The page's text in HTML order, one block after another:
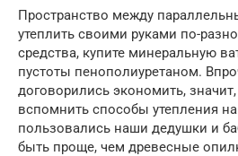
Пространство между
утеплить своими руками по-
средства, купите минеральную
пустоты пенополиуретаном.
договорились экономить,
вспомнить способы утепления
пользовались наши дедушки и
быть проще, чем древесные